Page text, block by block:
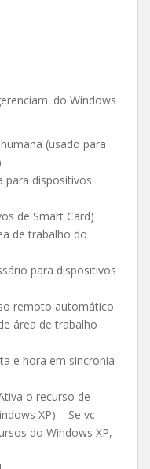
do Windows
(usado para
para dispositivos
de Smart Card)
de trabalho do
para dispositivos
remoto automático
área de trabalho
e hora em sincronia
o recurso de
XP) – Se vc
do Windows XP,